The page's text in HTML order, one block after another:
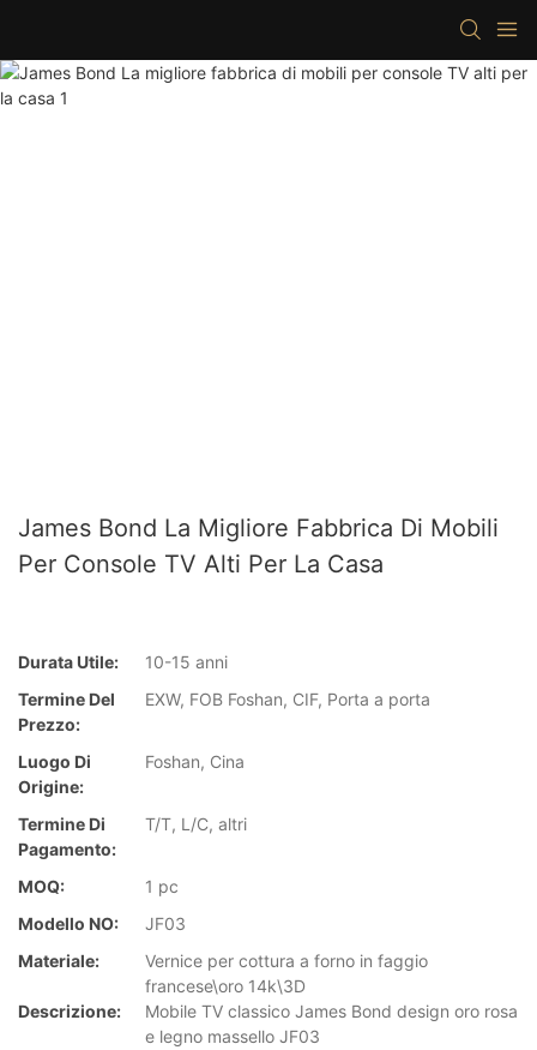
James Bond La Migliore Fabbrica Di Mobili
Per Console TV Alti Per La Casa
Durata Utile:
10-15 anni
Termine Del
Prezzo:
EXW, FOB Foshan, CIF, Porta a porta
Luogo Di
Origine:
Foshan, Cina
Termine Di
Pagamento:
T/T, L/C, altri
MOQ:
1 pc
Modello NO:
JF03
Materiale:
Vernice per cottura a forno in faggio
francese\oro 14k\3D
Descrizione:
Mobile TV classico James Bond design oro rosa
e legno massello JF03